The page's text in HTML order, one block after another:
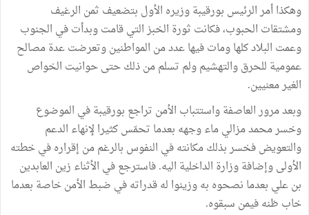
وهكذا أمر الرئيس بورقيبة وزيره الأول بتضعيف ثمن الرغيف
ومشتقات الحبوب، فكانت ثورة الخبز التي قامت وبدأت في الجنوب
وعمت البلاد كلها ومات فيها عدد من المواطنين وتعرضت عدة مصالح
عمومية للحرق والتهشيم ولم تسلم من ذلك حتى حوانيت الخواص
الغير معنيين.
وبعد مرور العاصفة واستتباب الأمن تراجع بورقيبة في الموضوع
وخسر محمد مزالي ماء وجهه بعدما تحمّس كثيرا لإنهاء الدعم
والتعويض فخسر بذلك مكانته في النفوس بالرغم من إقراره في خطته
الأولى وإضافة وزارة الداخلية اليه. فاسترجع في الأثناء زين العابدين
بن علي بعدما نصحوه به وزينوا له قدراته في ضبط الأمن خاصة بعدما
خاب ظنه فيمن سبقوه.